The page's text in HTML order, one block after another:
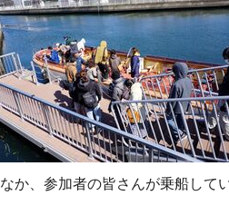
か、参加者の皆さんが乗船してい